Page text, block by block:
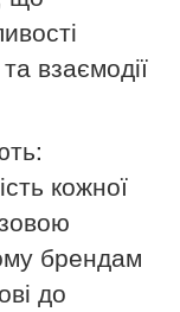
взаємодії
кожної
брендам
до